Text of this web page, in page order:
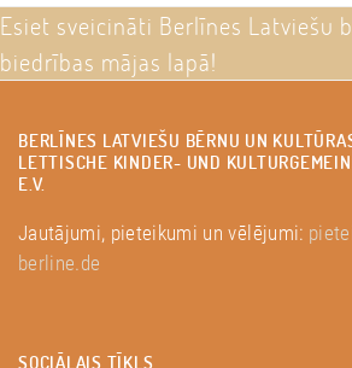
Esiet sveicināti Berlīnes Latviešu
biedrības mājas lapā!
BERLĪNES LATVIEŠU BĒRNU UN
LETTISCHE KINDER- UND
E.V.
Jautājumi, pieteikumi un vēlējumi:
berline.de
SOCIĀLAIS TĪKLS